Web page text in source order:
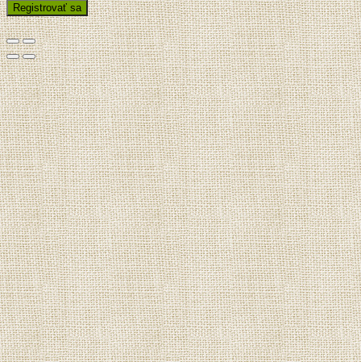
Registrovať sa